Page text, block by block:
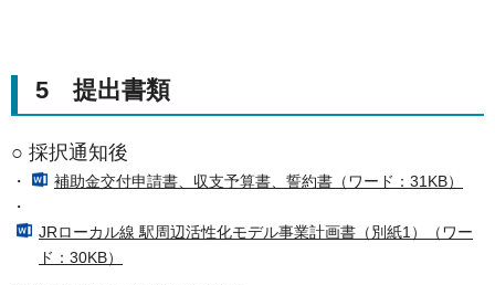
5 提出書類
○ 採択通知後
・
補助金交付申請書、収支予算書、誓約書（ワード：31KB）
・
JRローカル線 駅周辺活性化モデル事業計画書（別紙1）（ワー
ド：30KB）